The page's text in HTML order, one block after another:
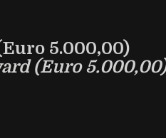
5.000,00)
(Euro 5.000,00)